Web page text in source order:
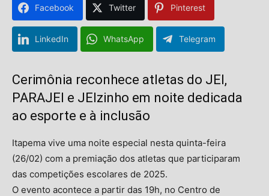
Facebook Twitter Pinterest
LinkedIn WhatsApp Telegram
Cerimônia reconhece atletas do JEI,
PARAJEI e JEIzinho em noite dedicada
ao esporte e à inclusão
Itapema vive uma noite especial nesta quinta-feira
(26/02) com a premiação dos atletas que participaram
das competições escolares de 2025.
O evento acontece a partir das 19h, no Centro de